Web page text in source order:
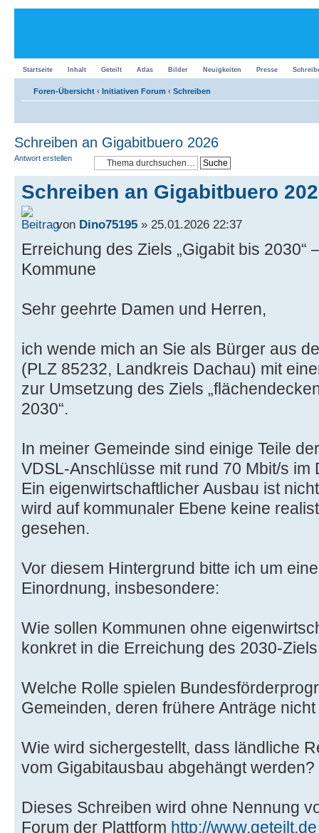
Startseite Inhalt Geteilt Atlas Bilder Neuigkeiten Presse
Foren-Übersicht ‹ Initiativen Forum ‹ Schreiben
Schreiben an Gigabitbuero 2026
Antwort erstellen
Schreiben an Gigabitbuero
von Dino75195 » 25.01.2026 22:37
Erreichung des Ziels „Gigabit bis 2030“
Kommune
Sehr geehrte Damen und Herren,
ich wende mich an Sie als Bürger aus
(PLZ 85232, Landkreis Dachau) mit
zur Umsetzung des Ziels
2030“.
In meiner Gemeinde sind einige Teile
VDSL-Anschlüsse mit rund 70 Mbit/s im
Ein eigenwirtschaftlicher Ausbau ist
wird auf kommunaler Ebene keine
gesehen.
Vor diesem Hintergrund bitte ich um
Einordnung, insbesondere:
Wie sollen Kommunen ohne
konkret in die Erreichung des 2030-
Welche Rolle spielen
Gemeinden, deren frühere Anträge
Wie wird sichergestellt, dass ländliche
vom Gigabitausbau abgehängt werden?
Dieses Schreiben wird ohne Nennung
Forum der Plattform http://www.geteilt.de